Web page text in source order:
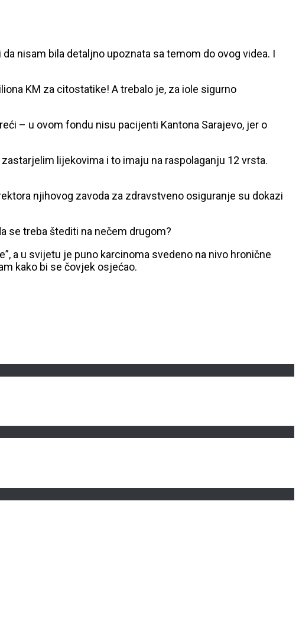
nisam bila detaljno upoznata sa temom do ovog videa. I
KM za citostatike! A trebalo je, za iole sigurno
– u ovom fondu nisu pacijenti Kantona Sarajevo, jer o
lijekovima i to imaju na raspolaganju 12 vrsta.
njihovog zavoda za zdravstveno osiguranje su dokazi
se treba štediti na nečem drugom?
a u svijetu je puno karcinoma svedeno na nivo hronične
kako bi se čovjek osjećao.